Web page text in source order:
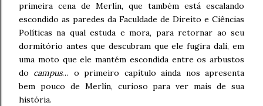
primeira cena de Merlín, que também está escalando
escondido as paredes da Faculdade de Direito e Ciências
Políticas na qual estuda e mora, para retornar ao seu
dormitório antes que descubram que ele fugira dali, em
uma moto que ele mantém escondida entre os arbustos
do campus… o primeiro capítulo ainda nos apresenta
bem pouco de Merlín, curioso para ver mais de sua
história.